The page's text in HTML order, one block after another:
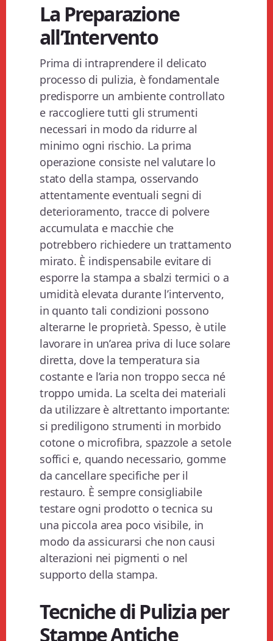
La Preparazione
all’Intervento
Prima di intraprendere il delicato
processo di pulizia, è fondamentale
predisporre un ambiente controllato
e raccogliere tutti gli strumenti
necessari in modo da ridurre al
minimo ogni rischio. La prima
operazione consiste nel valutare lo
stato della stampa, osservando
attentamente eventuali segni di
deterioramento, tracce di polvere
accumulata e macchie che
potrebbero richiedere un trattamento
mirato. È indispensabile evitare di
esporre la stampa a sbalzi termici o a
umidità elevata durante l’intervento,
in quanto tali condizioni possono
alterarne le proprietà. Spesso, è utile
lavorare in un’area priva di luce solare
diretta, dove la temperatura sia
costante e l’aria non troppo secca né
troppo umida. La scelta dei materiali
da utilizzare è altrettanto importante:
si prediligono strumenti in morbido
cotone o microfibra, spazzole a setole
soffici e, quando necessario, gomme
da cancellare specifiche per il
restauro. È sempre consigliabile
testare ogni prodotto o tecnica su
una piccola area poco visibile, in
modo da assicurarsi che non causi
alterazioni nei pigmenti o nel
supporto della stampa.
Tecniche di Pulizia per
Stampe Antiche